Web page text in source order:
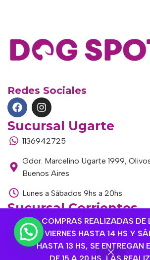
COMPRAS REALIZADAS DE
VIERNES HASTA 14 HS Y
HASTA 13 HS, SE ENTREGAN
Redes Sociales
Sucursal Ugarte
1136942725
Gdor. Marcelino Ugarte 1999,
Buenos Aires
Lunes a Sábados 9hs a 20hs
Sucursal Corrientes
1145306985
Corrientes 1464, Olivos, Provincia